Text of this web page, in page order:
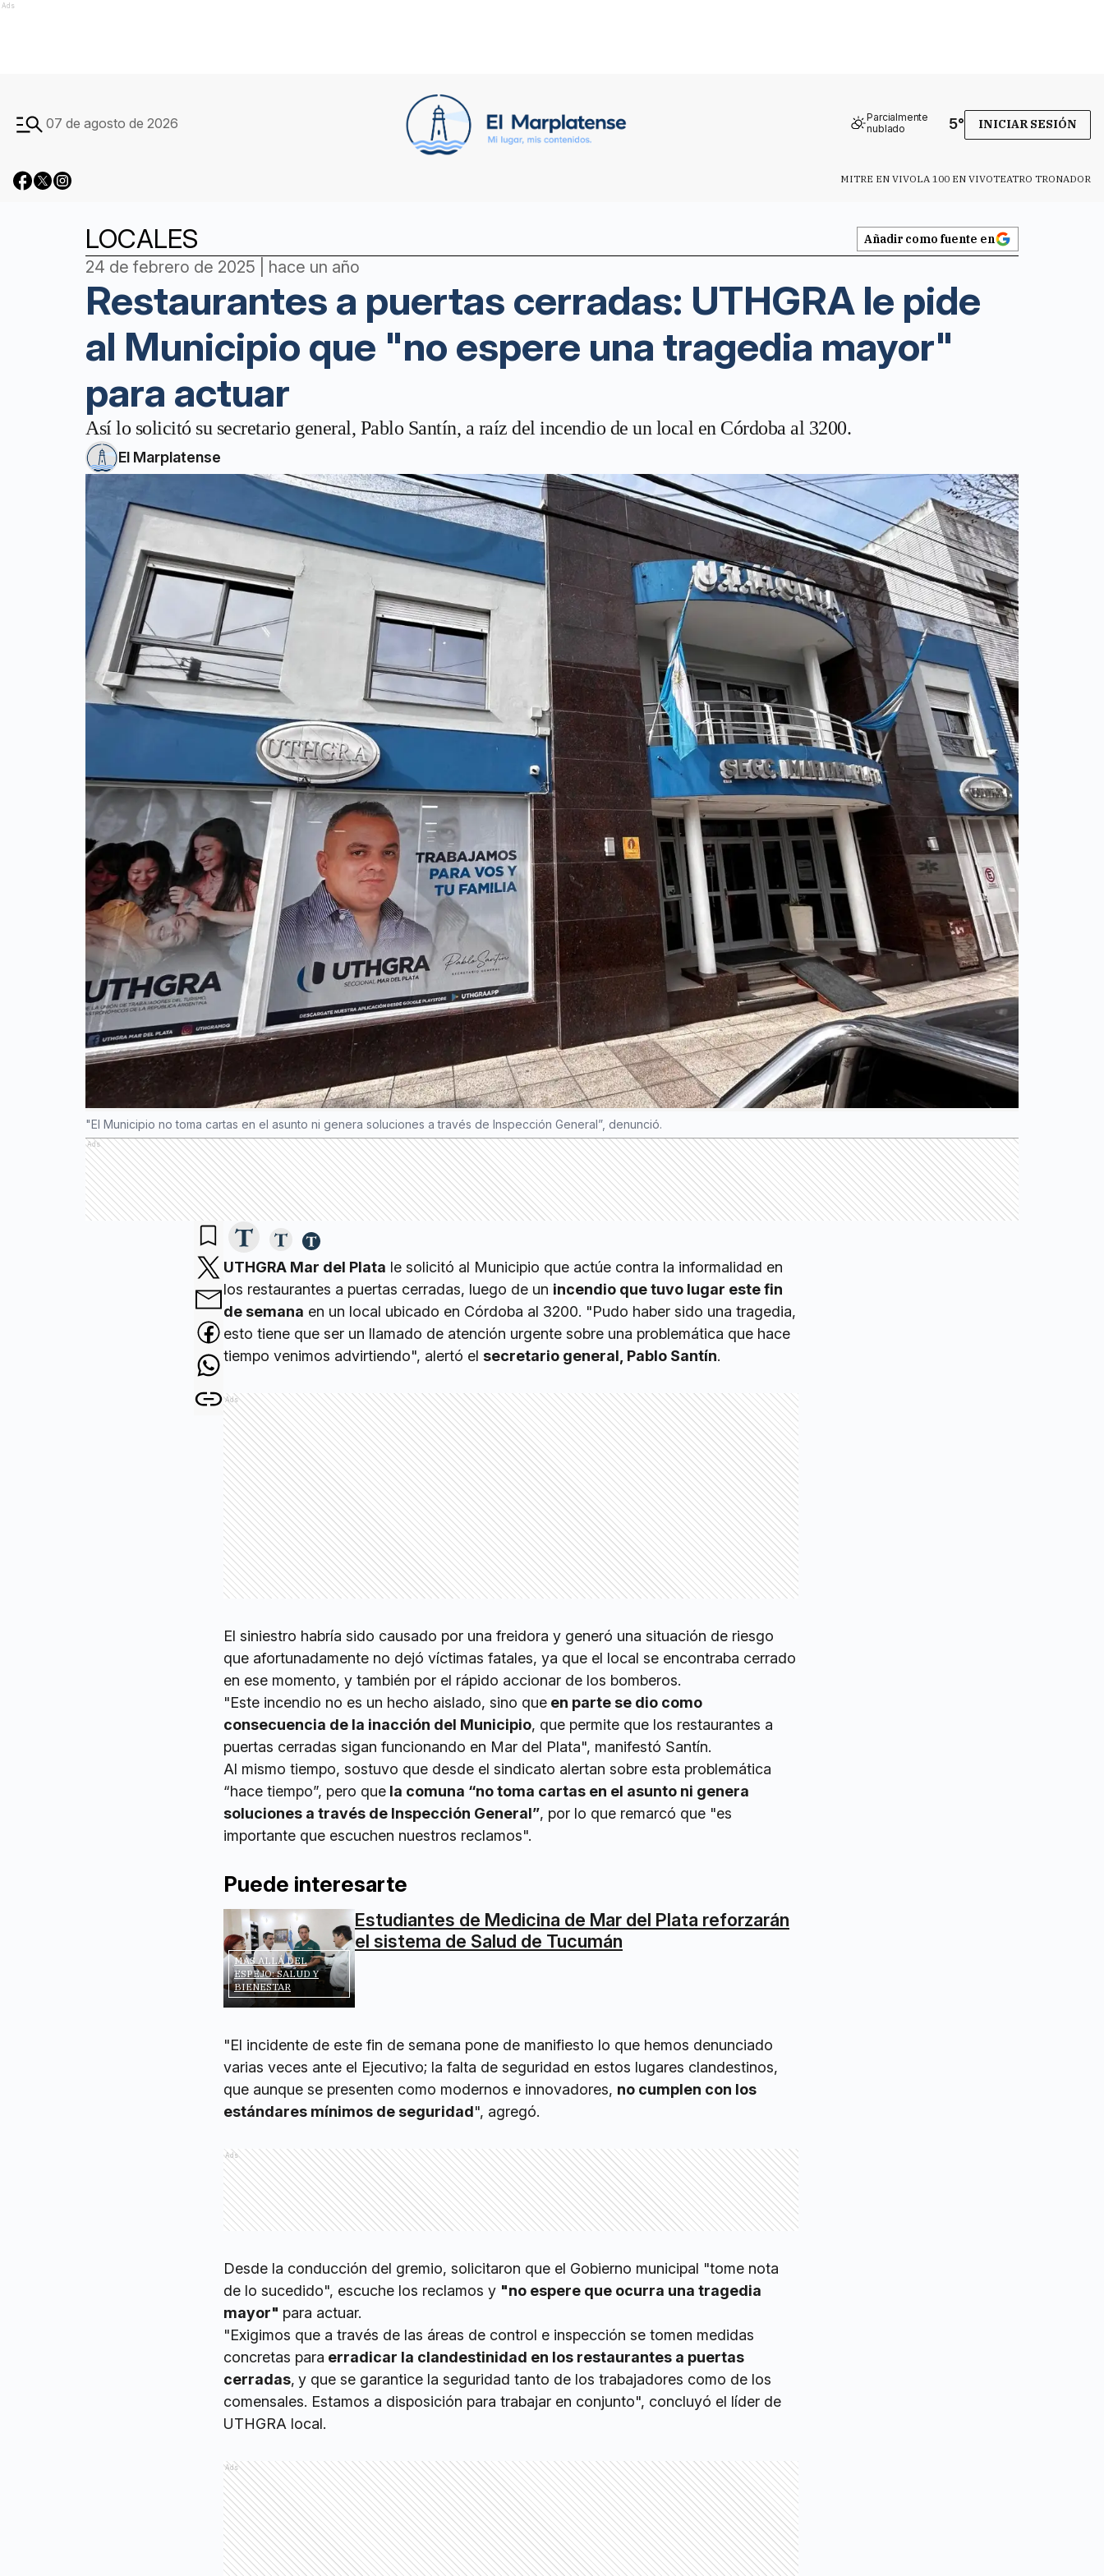
Ads
07 de agosto de 2026
Parcialmente
nublado
5° INICIAR SESIÓN
MITRE EN VIVOLA 100 EN VIVOTEATRO TRONADOR
LOCALES Añadir como fuente en
24 de febrero de 2025 | hace un año
Restaurantes a puertas cerradas: UTHGRA le pide
al Municipio que "no espere una tragedia mayor"
para actuar
Así lo solicitó su secretario general, Pablo Santín, a raíz del incendio de un local en Córdoba al 3200.
El Marplatense
"El Municipio no toma cartas en el asunto ni genera soluciones a través de Inspección General”, denunció.
Ads
UTHGRA Mar del Plata le solicitó al Municipio que actúe contra la informalidad en
los restaurantes a puertas cerradas, luego de un incendio que tuvo lugar este fin
de semana en un local ubicado en Córdoba al 3200. "Pudo haber sido una tragedia,
esto tiene que ser un llamado de atención urgente sobre una problemática que hace
tiempo venimos advirtiendo", alertó el secretario general, Pablo Santín.
Ads
El siniestro habría sido causado por una freidora y generó una situación de riesgo
que afortunadamente no dejó víctimas fatales, ya que el local se encontraba cerrado
en ese momento, y también por el rápido accionar de los bomberos.
"Este incendio no es un hecho aislado, sino que en parte se dio como
consecuencia de la inacción del Municipio, que permite que los restaurantes a
puertas cerradas sigan funcionando en Mar del Plata", manifestó Santín.
Al mismo tiempo, sostuvo que desde el sindicato alertan sobre esta problemática
“hace tiempo”, pero que la comuna “no toma cartas en el asunto ni genera
soluciones a través de Inspección General”, por lo que remarcó que "es
importante que escuchen nuestros reclamos".
Puede interesarte
MÁS ALLÁ DEL
ESPEJO: SALUD Y
BIENESTAR
Estudiantes de Medicina de Mar del Plata reforzarán
el sistema de Salud de Tucumán
"El incidente de este fin de semana pone de manifiesto lo que hemos denunciado
varias veces ante el Ejecutivo; la falta de seguridad en estos lugares clandestinos,
que aunque se presenten como modernos e innovadores, no cumplen con los
estándares mínimos de seguridad", agregó.
Ads
Desde la conducción del gremio, solicitaron que el Gobierno municipal "tome nota
de lo sucedido", escuche los reclamos y "no espere que ocurra una tragedia
mayor" para actuar.
"Exigimos que a través de las áreas de control e inspección se tomen medidas
concretas para erradicar la clandestinidad en los restaurantes a puertas
cerradas, y que se garantice la seguridad tanto de los trabajadores como de los
comensales. Estamos a disposición para trabajar en conjunto", concluyó el líder de
UTHGRA local.
Ads